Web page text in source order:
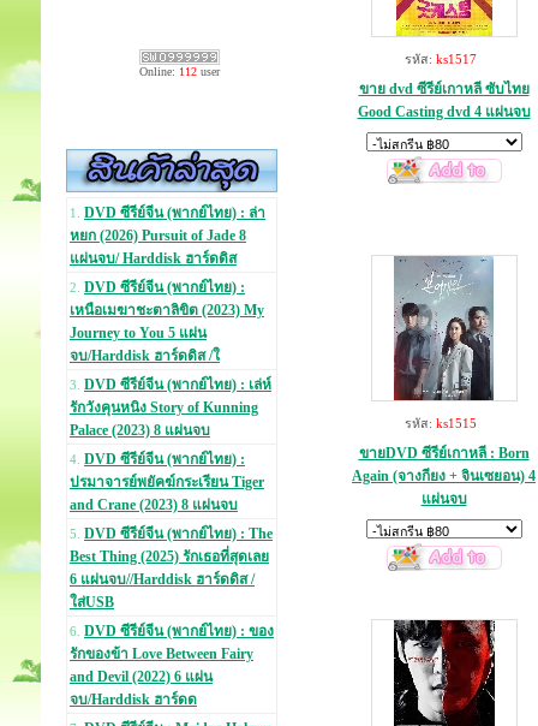
Online: 112 user
1. DVD ซีรีย์จีน (พากย์ไทย) : ล่า
หยก (2026) Pursuit of Jade 8
แผ่นจบ/ Harddisk ฮาร์ดดิส
2. DVD ซีรีย์จีน (พากย์ไทย) :
เหนือเมฆาชะตาลิขิต (2023) My
Journey to You 5 แผ่น
จบ/Harddisk ฮาร์ดดิส /ใ
3. DVD ซีรีย์จีน (พากย์ไทย) : เล่ห์
รักวังคุนหนิง Story of Kunning
Palace (2023) 8 แผ่นจบ
4. DVD ซีรีย์จีน (พากย์ไทย) :
ปรมาจารย์พยัคฆ์กระเรียน Tiger
and Crane (2023) 8 แผ่นจบ
5. DVD ซีรีย์จีน (พากย์ไทย) : The
Best Thing (2025) รักเธอที่สุดเลย
6 แผ่นจบ//Harddisk ฮาร์ดดิส /
ใส่USB
6. DVD ซีรีย์จีน (พากย์ไทย) : ของ
รักของข้า Love Between Fairy
and Devil (2022) 6 แผ่น
จบ/Harddisk ฮาร์ดด
รหัส: ks1517
ขาย dvd ซีรีย์เกาหลี ซับไทย
Good Casting dvd 4 แผ่นจบ
รหัส: ks1515
ขายDVD ซีรีย์เกาหลี : Born
Again (จางกียง + จินเซยอน) 4
แผ่นจบ